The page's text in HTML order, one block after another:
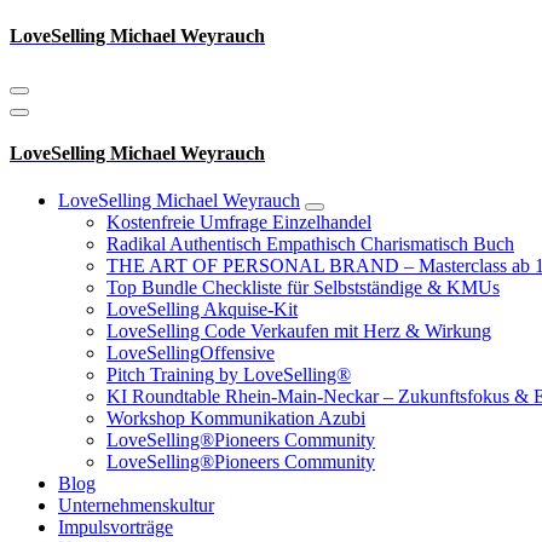
Zum
LoveSelling Michael Weyrauch
LoveSelling Michael Weyrauch
LoveSelling Michael Weyrauch
Kostenfreie Umfrage Einzelhandel
Radikal Authentisch Empathisch Charismatisch Buch
THE ART OF PERSONAL BRAND – Masterclass ab
Top Bundle Checkliste für Selbstständige & KMUs
LoveSelling Akquise-Kit
LoveSelling Code Verkaufen mit Herz & Wirkung
LoveSellingOffensive
Pitch Training by LoveSelling®
KI Roundtable Rhein‑Main‑Neckar – Zukunftsfokus &
Workshop Kommunikation Azubi
LoveSelling®Pioneers Community
LoveSelling®Pioneers Community
Blog
Unternehmenskultur
Impulsvorträge